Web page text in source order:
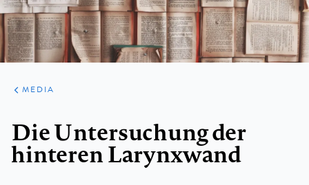
ARTIKELEN
VARIA
MEDIA
Die Untersuchung der
hinteren Larynxwand